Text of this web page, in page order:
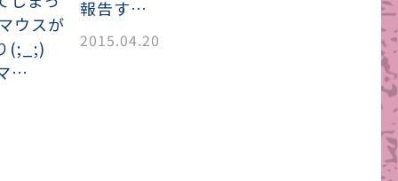
ウスが
(;_;)
…
報告す…
2015.04.20